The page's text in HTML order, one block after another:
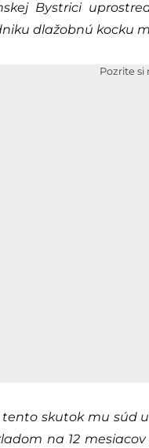
Bystrici
dlažobnú kocku
Pozrite
tento skutok mu súd
na 12